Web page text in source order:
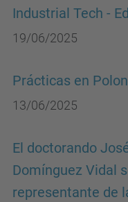
Industrial Tech -
19/06/2025
Prácticas en
13/06/2025
El doctorando
Domínguez Vidal
representante de